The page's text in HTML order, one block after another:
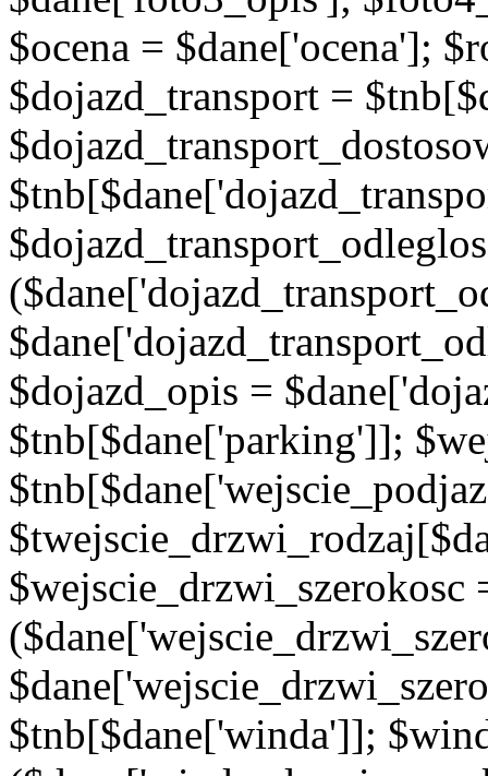
$ocena = $dane['ocena'];
$dojazd_transport =
$dojazd_opis =
$tnb[$dane['parking']];
$wejscie_drzwi_szerokosc
$tnb[$dane['winda']];